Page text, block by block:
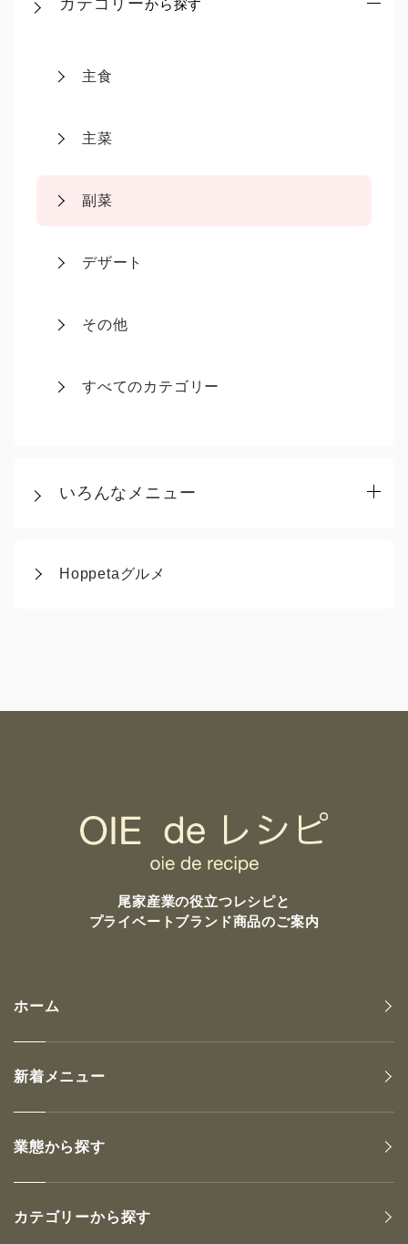
カテゴリーから探す
主食
主菜
副菜
デザート
その他
すべてのカテゴリー
いろんなメニュー
Hoppetaグルメ
尾家産業の役立つレシピと
プライベートブランド商品のご案内
ホーム
新着メニュー
業態から探す
カテゴリーから探す